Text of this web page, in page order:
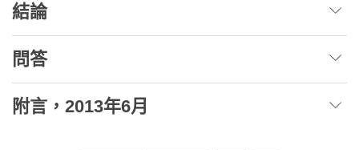
結論
問答
附言，2013年6月